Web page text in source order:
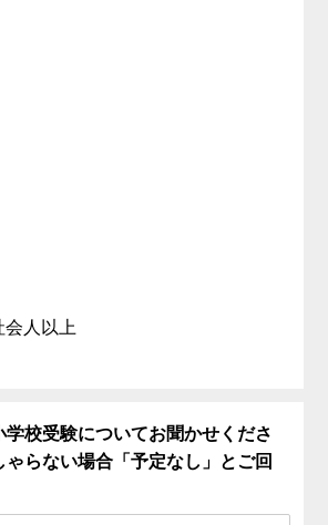
会人以上
学校受験についてお聞かせくださ
ゃらない場合「予定なし」とご回